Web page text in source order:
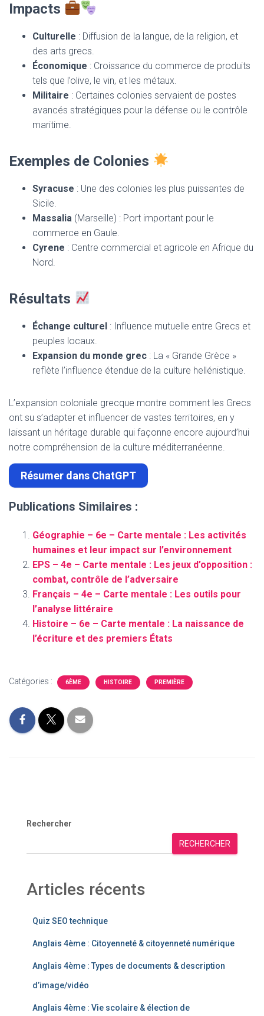
Impacts
Culturelle : Diffusion de la langue, de la religion, et
des arts grecs.
Économique : Croissance du commerce de produits
tels que l’olive, le vin, et les métaux.
Militaire : Certaines colonies servaient de postes
avancés stratégiques pour la défense ou le contrôle
maritime.
Exemples de Colonies
Syracuse : Une des colonies les plus puissantes de
Sicile.
Massalia (Marseille) : Port important pour le
commerce en Gaule.
Cyrene : Centre commercial et agricole en Afrique du
Nord.
Résultats
Échange culturel : Influence mutuelle entre Grecs et
peuples locaux.
Expansion du monde grec : La « Grande Grèce »
reflète l’influence étendue de la culture hellénistique.
L’expansion coloniale grecque montre comment les Grecs
ont su s’adapter et influencer de vastes territoires, en y
laissant un héritage durable qui façonne encore aujourd’hui
notre compréhension de la culture méditerranéenne.
Résumer dans ChatGPT
Publications Similaires :
Géographie – 6e – Carte mentale : Les activités
humaines et leur impact sur l’environnement
EPS – 4e – Carte mentale : Les jeux d’opposition :
combat, contrôle de l’adversaire
Français – 4e – Carte mentale : Les outils pour
l’analyse littéraire
Histoire – 6e – Carte mentale : La naissance de
l’écriture et des premiers États
Catégories : 6ÈME HISTOIRE PREMIÈRE
Rechercher
RECHERCHER
Articles récents
Quiz SEO technique
Anglais 4ème : Citoyenneté & citoyenneté numérique
Anglais 4ème : Types de documents & description
d’image/vidéo
Anglais 4ème : Vie scolaire & élection de